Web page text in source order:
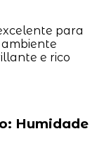
para
e rico
Humidade